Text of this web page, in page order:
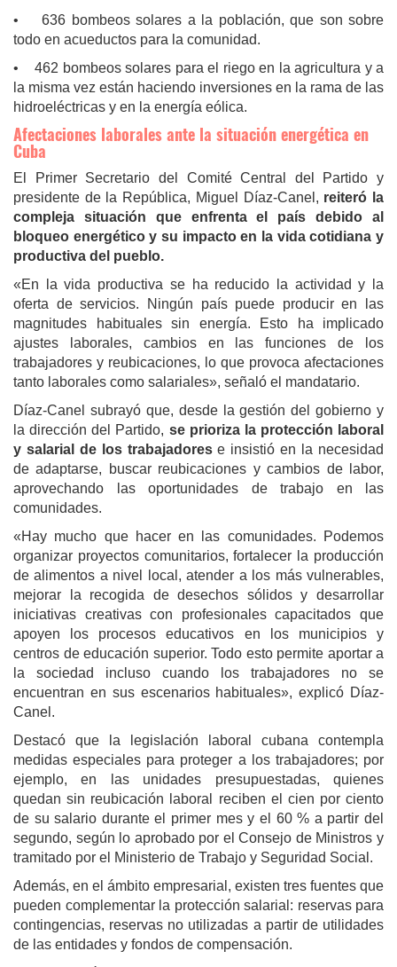
• 636 bombeos solares a la población, que son sobre
todo en acueductos para la comunidad.
• 462 bombeos solares para el riego en la agricultura y a
la misma vez están haciendo inversiones en la rama de las
hidroeléctricas y en la energía eólica.
Afectaciones laborales ante la situación energética en
Cuba
El Primer Secretario del Comité Central del Partido y
presidente de la República, Miguel Díaz-Canel, reiteró la
compleja situación que enfrenta el país debido al
bloqueo energético y su impacto en la vida cotidiana y
productiva del pueblo.
«En la vida productiva se ha reducido la actividad y la
oferta de servicios. Ningún país puede producir en las
magnitudes habituales sin energía. Esto ha implicado
ajustes laborales, cambios en las funciones de los
trabajadores y reubicaciones, lo que provoca afectaciones
tanto laborales como salariales», señaló el mandatario.
Díaz-Canel subrayó que, desde la gestión del gobierno y
la dirección del Partido, se prioriza la protección laboral
y salarial de los trabajadorese insistió en la necesidad
de adaptarse, buscar reubicaciones y cambios de labor,
aprovechando las oportunidades de trabajo en las
comunidades.
«Hay mucho que hacer en las comunidades. Podemos
organizar proyectos comunitarios, fortalecer la producción
de alimentos a nivel local, atender a los más vulnerables,
mejorar la recogida de desechos sólidos y desarrollar
iniciativas creativas con profesionales capacitados que
apoyen los procesos educativos en los municipios y
centros de educación superior. Todo esto permite aportar a
la sociedad incluso cuando los trabajadores no se
encuentran en sus escenarios habituales», explicó Díaz-
Canel.
Destacó que la legislación laboral cubana contempla
medidas especiales para proteger a los trabajadores; por
ejemplo, en las unidades presupuestadas, quienes
quedan sin reubicación laboral reciben el cien por ciento
de su salario durante el primer mes y el 60 % a partir del
segundo, según lo aprobado por el Consejo de Ministros y
tramitado por el Ministerio de Trabajo y Seguridad Social.
Además, en el ámbito empresarial, existen tres fuentes que
pueden complementar la protección salarial: reservas para
contingencias, reservas no utilizadas a partir de utilidades
de las entidades y fondos de compensación.